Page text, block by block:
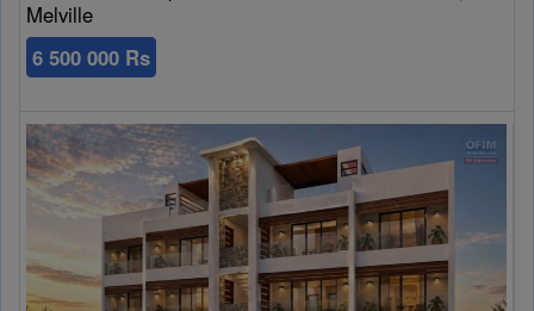
Melville
6 500 000 Rs